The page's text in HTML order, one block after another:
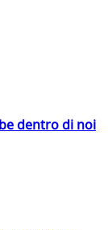
dentro di noi